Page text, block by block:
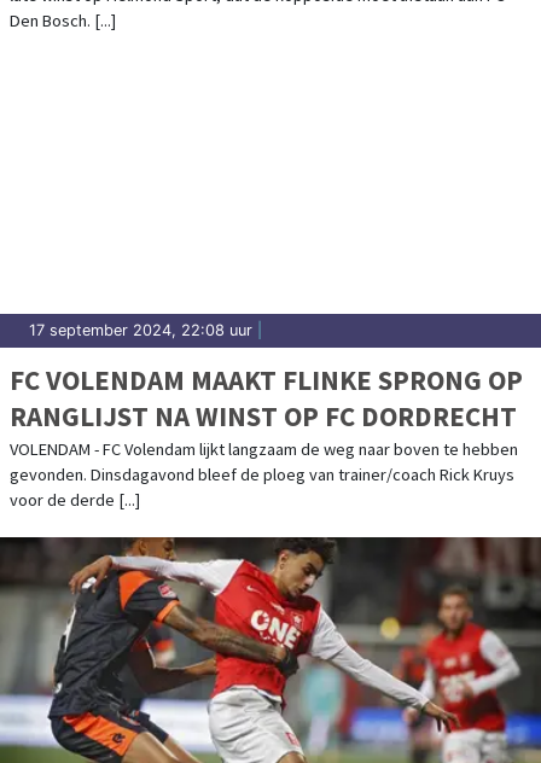
Den Bosch. [...]
17 september 2024, 22:08 uur
FC VOLENDAM MAAKT FLINKE SPRONG OP
RANGLIJST NA WINST OP FC DORDRECHT
VOLENDAM - FC Volendam lijkt langzaam de weg naar boven te hebben
gevonden. Dinsdagavond bleef de ploeg van trainer/coach Rick Kruys
voor de derde [...]